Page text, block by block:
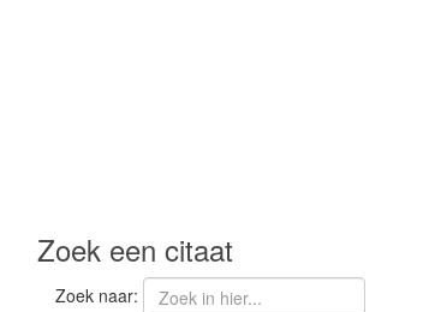
Zoek een citaat
Zoek naar: